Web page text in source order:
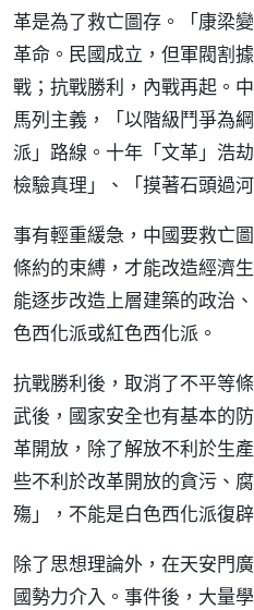
革是為了救亡圖存。「康梁
革命。民國成立，但軍閥割
戰；抗戰勝利，內戰再起。
馬列主義，「以階級鬥爭為
派」路線。十年「文革」浩
檢驗真理」、「摸著石頭過
事有輕重緩急，中國要救亡
條約的束縛，才能改造經濟
能逐步改造上層建築的政治
色西化派或紅色西化派。
抗戰勝利後，取消了不平等
武後，國家安全也有基本的
革開放，除了解放不利於生
些不利於改革開放的貪污、
殤」，不能是白色西化派復辟
除了思想理論外，在天安門
國勢力介入。事件後，大量